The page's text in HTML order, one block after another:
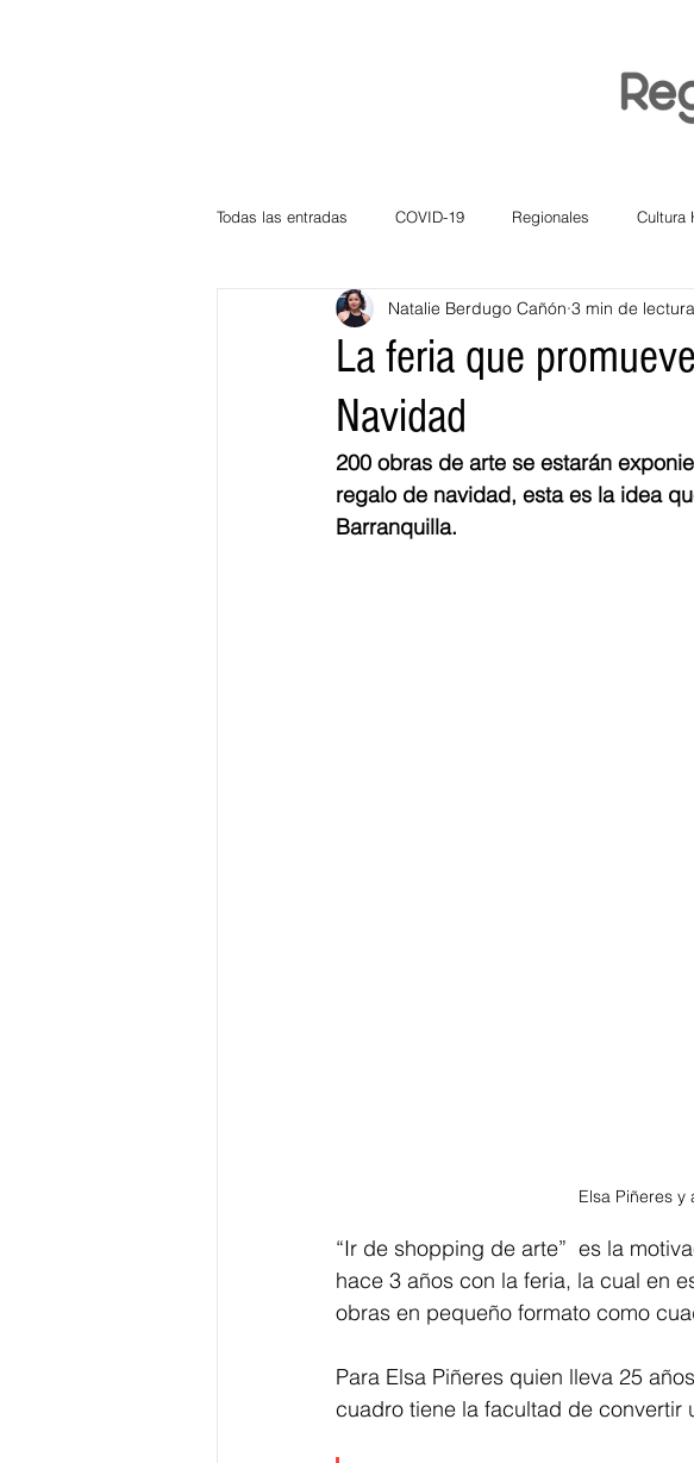
Todas las entradas COVID-19 Regionales Cultura
Atlántico La Guajira Cesar
Bloggeros
Educación BID BIENESTAR
La feria que
Navidad
Natalie Berdugo Cañón 3 min de lectura
200 obras de arte se estarán
regalo de navidad, esta es la idea
Barranquilla.
Elsa Piñeres y
“Ir de shopping de arte”  es la
hace 3 años con la feria, la cual en
obras en pequeño formato como
Para Elsa Piñeres quien lleva 25
cuadro tiene la facultad de convertir